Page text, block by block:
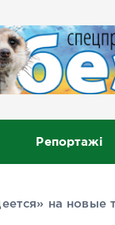
Репортажі
на новые